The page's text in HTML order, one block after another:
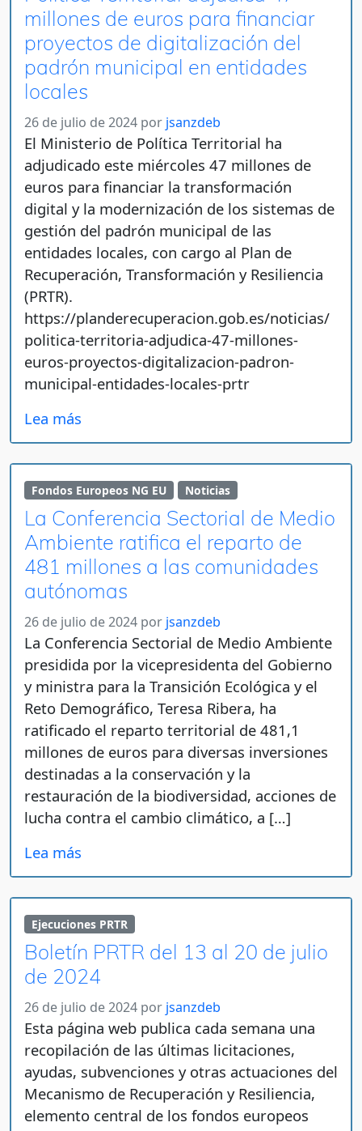
millones de euros para financiar
proyectos de digitalización del
padrón municipal en entidades
locales
26 de julio de 2024 por jsanzdeb
El Ministerio de Política Territorial ha
adjudicado este miércoles 47 millones de
euros para financiar la transformación
digital y la modernización de los sistemas de
gestión del padrón municipal de las
entidades locales, con cargo al Plan de
Recuperación, Transformación y Resiliencia
(PRTR).
https://planderecuperacion.gob.es/noticias/
politica-territoria-adjudica-47-millones-
euros-proyectos-digitalizacion-padron-
municipal-entidades-locales-prtr
Lea más
Fondos Europeos NG EU Noticias
La Conferencia Sectorial de Medio
Ambiente ratifica el reparto de
481 millones a las comunidades
autónomas
26 de julio de 2024 por jsanzdeb
La Conferencia Sectorial de Medio Ambiente
presidida por la vicepresidenta del Gobierno
y ministra para la Transición Ecológica y el
Reto Demográfico, Teresa Ribera, ha
ratificado el reparto territorial de 481,1
millones de euros para diversas inversiones
destinadas a la conservación y la
restauración de la biodiversidad, acciones de
lucha contra el cambio climático, a […]
Lea más
Ejecuciones PRTR
Boletín PRTR del 13 al 20 de julio
de 2024
26 de julio de 2024 por jsanzdeb
Esta página web publica cada semana una
recopilación de las últimas licitaciones,
ayudas, subvenciones y otras actuaciones del
Mecanismo de Recuperación y Resiliencia,
elemento central de los fondos europeos